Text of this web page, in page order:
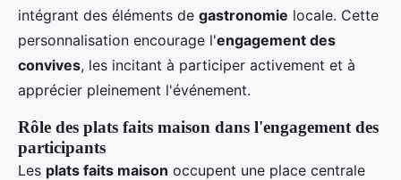
intégrant des éléments de gastronomie locale. Cette
personnalisation encourage l'engagement des
convives, les incitant à participer activement et à
apprécier pleinement l'événement.
Rôle des plats faits maison dans l'engagement des
participants
Les plats faits maison occupent une place centrale